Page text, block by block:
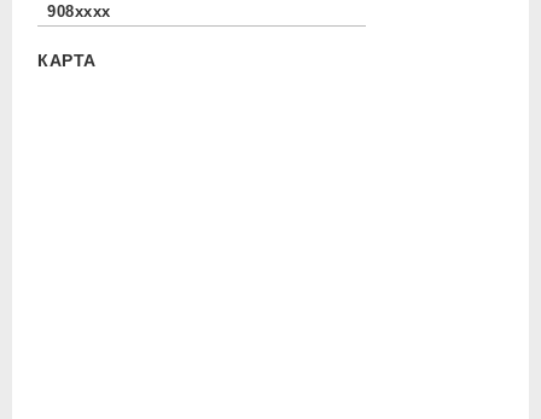
908xxxx
КАРТА